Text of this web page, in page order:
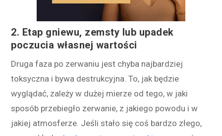
2. Etap gniewu, zemsty lub upadek
poczucia własnej wartości
Druga faza po zerwaniu jest chyba najbardziej
toksyczna i bywa destrukcyjna. To, jak będzie
wyglądać, zależy w dużej mierze od tego, w jaki
sposób przebiegło zerwanie, z jakiego powodu i w
jakiej atmosferze. Jeśli stało się coś bardzo złego,